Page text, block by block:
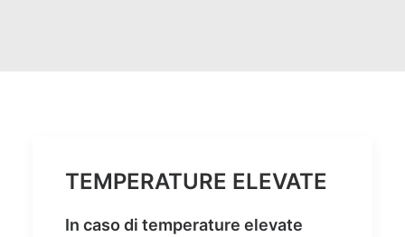
Ricerca
TEMPERATURE ELEVATE
In caso di temperature elevate